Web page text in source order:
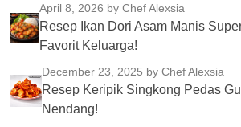
April 8, 2026 by Chef Alexsia
Resep Ikan Dori Asam Manis
Favorit Keluarga!
December 23, 2025 by Chef Alexsia
Resep Keripik Singkong Pedas
Nendang!